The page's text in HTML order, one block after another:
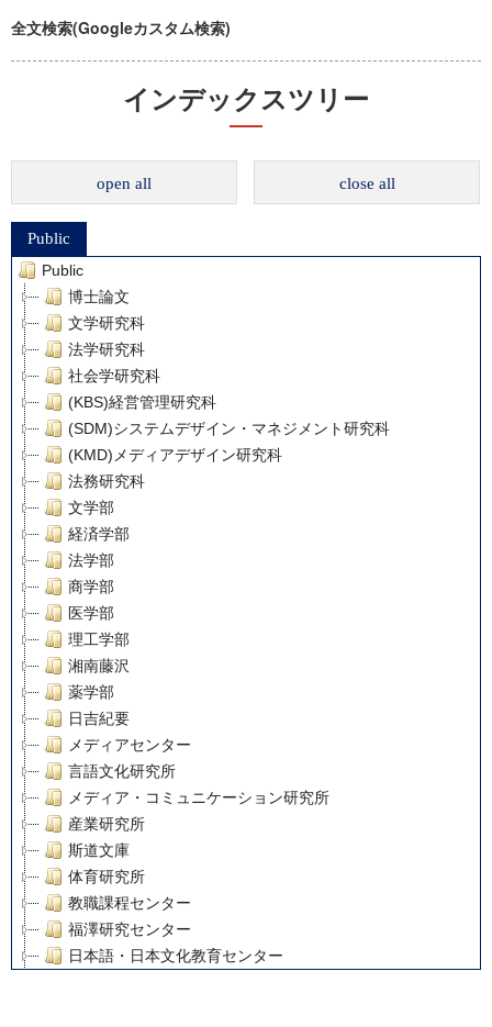
全文検索(Googleカスタム検索)
インデックスツリー
open all close all
Public
Public
博士論文
文学研究科
法学研究科
社会学研究科
(KBS)経営管理研究科
(SDM)システムデザイン・マネジメント研究科
(KMD)メディアデザイン研究科
法務研究科
文学部
経済学部
法学部
商学部
医学部
理工学部
湘南藤沢
薬学部
日吉紀要
メディアセンター
言語文化研究所
メディア・コミュニケーション研究所
産業研究所
斯道文庫
体育研究所
教職課程センター
福澤研究センター
日本語・日本文化教育センター